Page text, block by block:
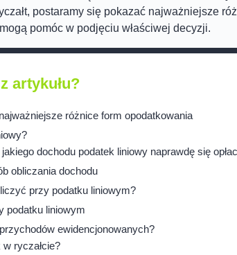
postaramy się pokazać najważniejsze
pomóc w podjęciu właściwej decyzji.
artykułu?
różnice form opodatkowania
dochodu podatek liniowy naprawdę się
obliczania dochodu
przy podatku liniowym?
podatku liniowym
ewidencjonowanych?
ryczałcie?